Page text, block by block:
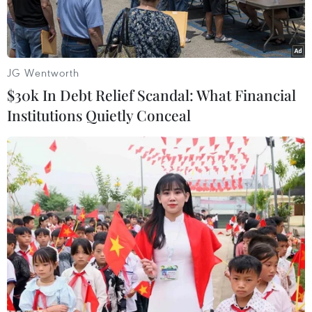
Núi lửa Reventador phun trào. (Nguồn: Photovolcanica)
Ngày 25/12, Viện Địa Vật lý Ecuador cảnh báo
núi lửa Reventador, nằm cách thủ đô Quito
90km, duy trì hoạt động phun trào cao và phun
lên các cột tro bụi cao hơn 500m trong những
JG Wentworth
$30k In Debt Relief Scandal: What Financial
Institutions Quietly Conceal